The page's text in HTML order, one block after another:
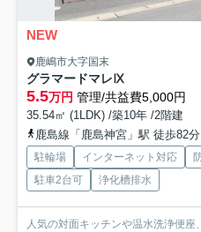
NEW
鹿嶋市大字国末
グラマードマレⅨ
5.5万円 管理/共益費5,000円
35.54㎡ (1LDK) /築10年 /2階建
鹿島線「鹿島神宮」駅 徒歩82分
駐輪場 インターネット対応
駐車2台可
浄化槽排水
人気の対面キッチンや温水洗浄便